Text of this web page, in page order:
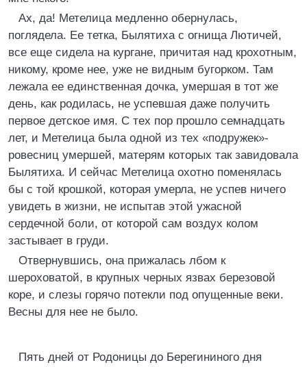
Ах, да! Метелица медленно обернулась,
поглядела. Ее тетка, Былятиха с огнища Лютичей,
все еще сидела на кургане, причитая над крохотным,
никому, кроме нее, уже не видным бугорком. Там
лежала ее единственная дочка, умершая в тот же
день, как родилась, не успевшая даже получить
первое детское имя. С тех пор прошло семнадцать
лет, и Метелица была одной из тех «подружек»-
ровесниц умершей, матерям которых так завидовала
Былятиха. И сейчас Метелица охотно поменялась
бы с той крошкой, которая умерла, не успев ничего
увидеть в жизни, не испытав этой ужасной
сердечной боли, от которой сам воздух колом
застывает в груди.
Отвернувшись, она прижалась лбом к
шероховатой, в крупных черных язвах березовой
коре, и слезы горячо потекли под опущенные веки.
Весны для нее не было.
Пять дней от Родоницы до Берегининого дня